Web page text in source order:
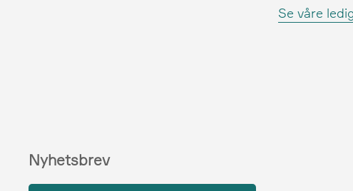
Se våre
Nyhetsbrev